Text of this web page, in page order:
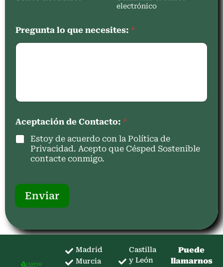
electrónico
Pregunta lo que necesites: *
Aceptación de Contacto: *
Estoy de acuerdo con la Política de
Privacidad. Acepto que Césped Sostenible
contacte conmigo.
Enviar
Madrid
Murcia
Castilla
y León
Puede
llamarnos